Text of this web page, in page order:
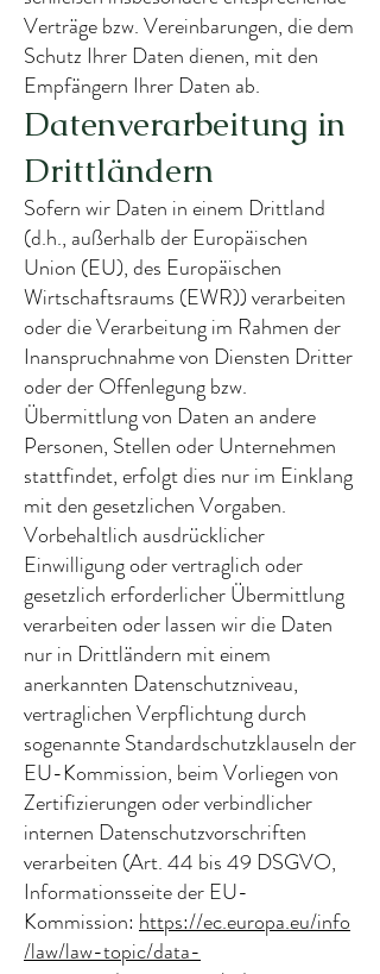
Verträge bzw. Vereinbarungen, die dem
Schutz Ihrer Daten dienen, mit den
Empfängern Ihrer Daten ab.
Datenverarbeitung in
Drittländern
Sofern wir Daten in einem Drittland
(d.h., außerhalb der Europäischen
Union (EU), des Europäischen
Wirtschaftsraums (EWR)) verarbeiten
oder die Verarbeitung im Rahmen der
Inanspruchnahme von Diensten Dritter
oder der Offenlegung bzw.
Übermittlung von Daten an andere
Personen, Stellen oder Unternehmen
stattfindet, erfolgt dies nur im Einklang
mit den gesetzlichen Vorgaben.
Vorbehaltlich ausdrücklicher
Einwilligung oder vertraglich oder
gesetzlich erforderlicher Übermittlung
verarbeiten oder lassen wir die Daten
nur in Drittländern mit einem
anerkannten Datenschutzniveau,
vertraglichen Verpflichtung durch
sogenannte Standardschutzklauseln der
EU-Kommission, beim Vorliegen von
Zertifizierungen oder verbindlicher
internen Datenschutzvorschriften
verarbeiten (Art. 44 bis 49 DSGVO,
Informationsseite der EU-
Kommission: https://ec.europa.eu/info
/law/law-topic/data-